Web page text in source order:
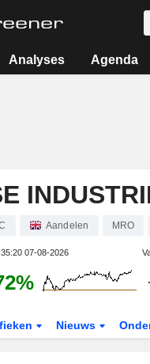
Analyses Agenda
Aandelen MRO
07-08-2026
Nieuws